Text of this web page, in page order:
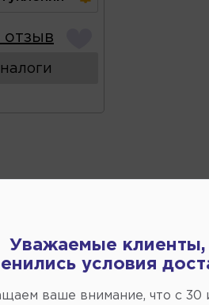
отзыв
,
раз в сутки.
Уважаемые клиенты,
условия
ваше внимание, что c 30